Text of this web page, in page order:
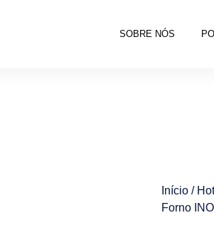
SOBRE NÓS
Início /
Forno